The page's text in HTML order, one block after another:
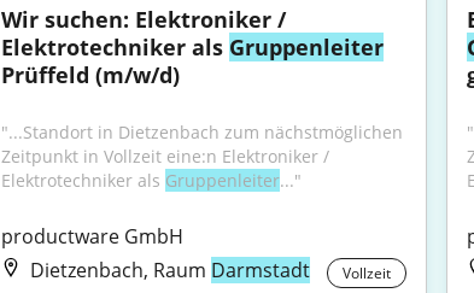
Wir suchen: Elektroniker /
Elektrotechniker als Gruppenleiter
Prüffeld (m/w/d)
"...Standort in Dietzenbach zum nächstmöglichen
Zeitpunkt in Vollzeit eine:n Elektroniker /
Elektrotechniker als Gruppenleiter..."
productware GmbH
Dietzenbach, Raum Darmstadt Vollzeit